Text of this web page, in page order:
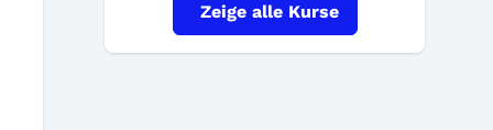
Zeige alle Kurse